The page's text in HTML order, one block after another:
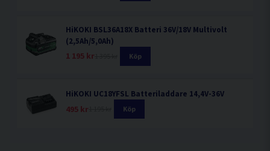
HiKOKI BSL36A18X Batteri 36V/18V Multivolt
(2,5Ah/5,0Ah)
1 195 kr Köp
HiKOKI UC18YFSL Batteriladdare 14,4V-36V
495 kr Köp